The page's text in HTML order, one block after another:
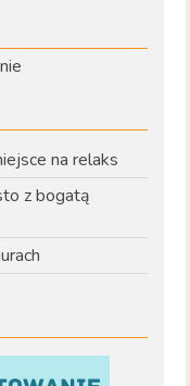
na relaks
z bogatą